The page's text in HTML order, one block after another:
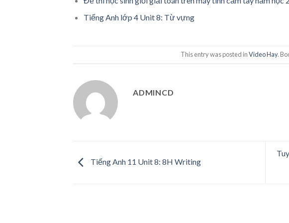
Tiếng Anh lớp 4 Unit 8: Từ vựng
This entry was posted inVideo Hay.
ADMINCD
Tiếng Anh 11 Unit 8: 8H Writing